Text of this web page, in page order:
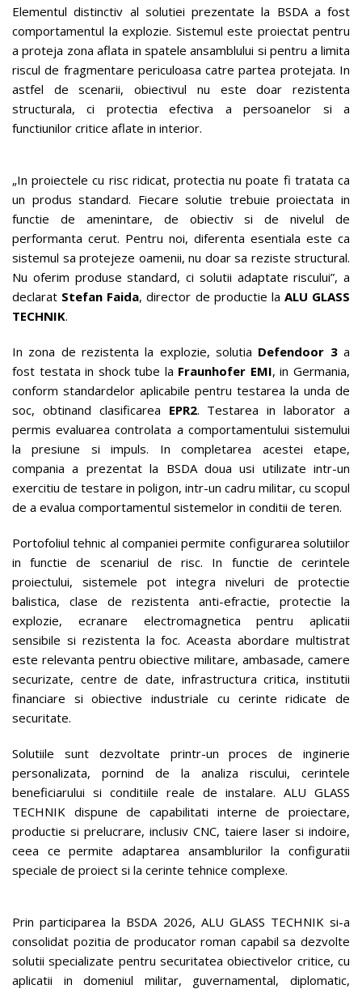
Elementul distinctiv al solutiei prezentate la BSDA a fost
comportamentul la explozie. Sistemul este proiectat pentru
a proteja zona aflata in spatele ansamblului si pentru a limita
riscul de fragmentare periculoasa catre partea protejata. In
astfel de scenarii, obiectivul nu este doar rezistenta
structurala, ci protectia efectiva a persoanelor si a
functiunilor critice aflate in interior.
„In proiectele cu risc ridicat, protectia nu poate fi tratata ca
un produs standard. Fiecare solutie trebuie proiectata in
functie de amenintare, de obiectiv si de nivelul de
performanta cerut. Pentru noi, diferenta esentiala este ca
sistemul sa protejeze oamenii, nu doar sa reziste structural.
Nu oferim produse standard, ci solutii adaptate riscului”, a
declarat Stefan Faida, director de productie la ALU GLASS
TECHNIK.
In zona de rezistenta la explozie, solutia Defendoor 3a
fost testata in shock tube la Fraunhofer EMI, in Germania,
conform standardelor aplicabile pentru testarea la unda de
soc, obtinand clasificarea EPR2. Testarea in laborator a
permis evaluarea controlata a comportamentului sistemului
la presiune si impuls. In completarea acestei etape,
compania a prezentat la BSDA doua usi utilizate intr-un
exercitiu de testare in poligon, intr-un cadru militar, cu scopul
de a evalua comportamentul sistemelor in conditii de teren.
Portofoliul tehnic al companiei permite configurarea solutiilor
in functie de scenariul de risc. In functie de cerintele
proiectului, sistemele pot integra niveluri de protectie
balistica, clase de rezistenta anti-efractie, protectie la
explozie, ecranare electromagnetica pentru aplicatii
sensibile si rezistenta la foc. Aceasta abordare multistrat
este relevanta pentru obiective militare, ambasade, camere
securizate, centre de date, infrastructura critica, institutii
financiare si obiective industriale cu cerinte ridicate de
securitate.
Solutiile sunt dezvoltate printr-un proces de inginerie
personalizata, pornind de la analiza riscului, cerintele
beneficiarului si conditiile reale de instalare. ALU GLASS
TECHNIK dispune de capabilitati interne de proiectare,
productie si prelucrare, inclusiv CNC, taiere laser si indoire,
ceea ce permite adaptarea ansamblurilor la configuratii
speciale de proiect si la cerinte tehnice complexe.
Prin participarea la BSDA 2026, ALU GLASS TECHNIK si-a
consolidat pozitia de producator roman capabil sa dezvolte
solutii specializate pentru securitatea obiectivelor critice, cu
aplicatii in domeniul militar, guvernamental, diplomatic,